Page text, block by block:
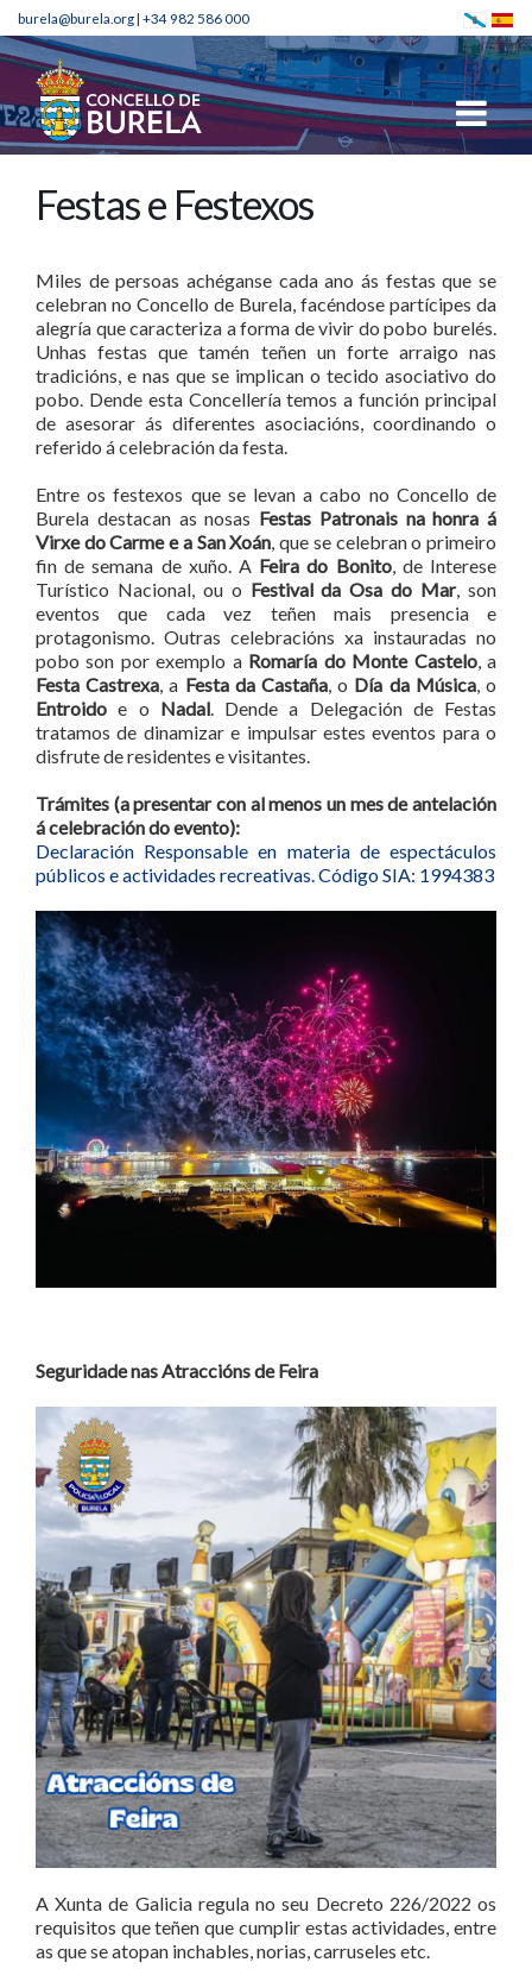
burela@burela.org| +34 982 586 000
Festas e Festexos
Miles de persoas achéganse cada ano ás festas que se
celebran no Concello de Burela, facéndose partícipes da
alegría que caracteriza a forma de vivir do pobo burelés.
Unhas festas que tamén teñen un forte arraigo nas
tradicións, e nas que se implican o tecido asociativo do
pobo. Dende esta Concellería temos a función principal
de asesorar ás diferentes asociacións, coordinando o
referido á celebración da festa.
Entre os festexos que se levan a cabo no Concello de
Burela destacan as nosas Festas Patronais na honra á
Virxe do Carme e a San Xoán, que se celebran o primeiro
fin de semana de xuño. A Feira do Bonito, de Interese
Turístico Nacional, ou o Festival da Osa do Mar, son
eventos que cada vez teñen mais presencia e
protagonismo. Outras celebracións xa instauradas no
pobo son por exemplo a Romaría do Monte Castelo, a
Festa Castrexa, a Festa da Castaña, o Día da Música, o
Entroido e o Nadal. Dende a Delegación de Festas
tratamos de dinamizar e impulsar estes eventos para o
disfrute de residentes e visitantes.
Trámites (a presentar con al menos un mes de antelación
á celebración do evento):
Declaración Responsable en materia de espectáculos
públicos e actividades recreativas. Código SIA: 1994383
Seguridade nas Atraccións de Feira
A Xunta de Galicia regula no seu Decreto 226/2022 os
requisitos que teñen que cumplir estas actividades, entre
as que se atopan inchables, norias, carruseles etc.